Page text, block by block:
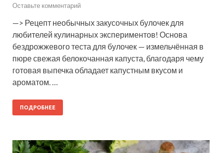
Оставьте комментарий
—> Рецепт необычных закусочных булочек для
любителей кулинарных экспериментов! Основа
бездрожжевого теста для булочек — измельчённая в
пюре свежая белокочанная капуста, благодаря чему
готовая выпечка обладает капустным вкусом и
ароматом. …
ПОДРОБНЕЕ